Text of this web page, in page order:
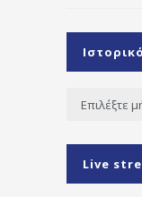
Ιστορικό
Ιστορικό
Live